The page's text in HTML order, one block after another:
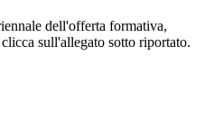
dell'offerta formativa,
sull'allegato sotto riportato.